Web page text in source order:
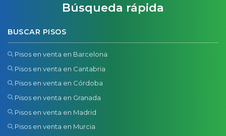
Búsqueda rápida
BUSCAR PISOS
Pisos en venta en Barcelona
Pisos en venta en Cantabria
Pisos en venta en Córdoba
Pisos en venta en Granada
Pisos en venta en Madrid
Pisos en venta en Murcia